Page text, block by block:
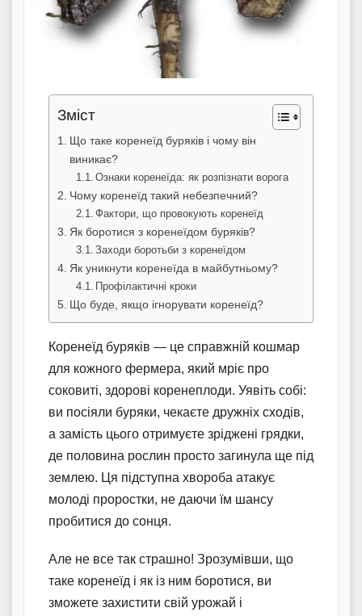
Зміст
Що таке коренеїд буряків і чому він
виникає?
Ознаки коренеїда: як розпізнати ворога
Чому коренеїд такий небезпечний?
Фактори, що провокують коренеїд
Як боротися з коренеїдом буряків?
Заходи боротьби з коренеїдом
Як уникнути коренеїда в майбутньому?
Профілактичні кроки
Що буде, якщо ігнорувати коренеїд?
Коренеїд буряків — це справжній кошмар
для кожного фермера, який мріє про
соковиті, здорові коренеплоди. Уявіть собі:
ви посіяли буряки, чекаєте дружніх сходів,
а замість цього отримуєте зріджені грядки,
де половина рослин просто загинула ще під
землею. Ця підступна хвороба атакує
молоді проростки, не даючи їм шансу
пробитися до сонця.
Але не все так страшно! Зрозумівши, що
таке коренеїд і як із ним боротися, ви
зможете захистити свій урожай і